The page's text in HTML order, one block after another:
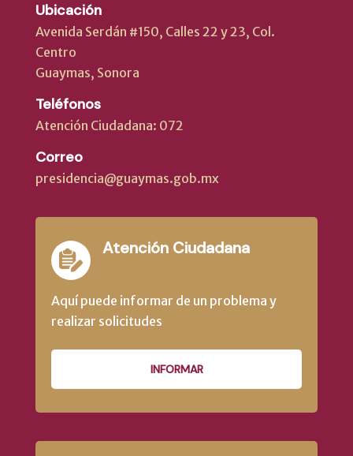
Ubicación
Avenida Serdán #150, Calles 22 y 23, Col.
Centro
Guaymas, Sonora
Teléfonos
Atención Ciudadana: 072
Correo
presidencia@guaymas.gob.mx
Atención Ciudadana
Aquí puede informar de un problema y
realizar solicitudes
INFORMAR